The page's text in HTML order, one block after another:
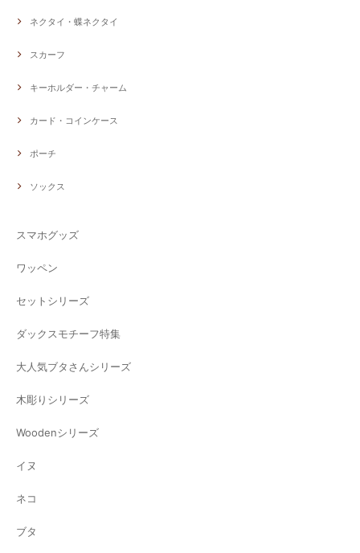
ネクタイ・蝶ネクタイ
スカーフ
キーホルダー・チャーム
カード・コインケース
ポーチ
ソックス
スマホグッズ
ワッペン
セットシリーズ
ダックスモチーフ特集
大人気ブタさんシリーズ
木彫りシリーズ
Woodenシリーズ
イヌ
ネコ
ブタ